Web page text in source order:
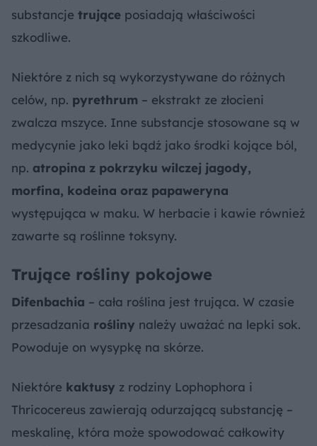
substancje trujące posiadają właściwości
szkodliwe.
Niektóre z nich są wykorzystywane do różnych
celów, np. pyrethrum – ekstrakt ze złocieni
zwalcza mszyce. Inne substancje stosowane są w
medycynie jako leki bądź jako środki kojące ból,
np. atropina z pokrzyku wilczej jagody,
morfina, kodeina oraz papaweryna
występująca w maku. W herbacie i kawie również
zawarte są roślinne toksyny.
Trujące rośliny pokojowe
Difenbachia – cała roślina jest trująca. W czasie
przesadzania rośliny należy uważać na lepki sok.
Powoduje on wysypkę na skórze.
Niektóre kaktusy z rodziny Lophophora i
Thricocereus zawierają odurzającą substancję –
meskalinę, która może spowodować całkowity